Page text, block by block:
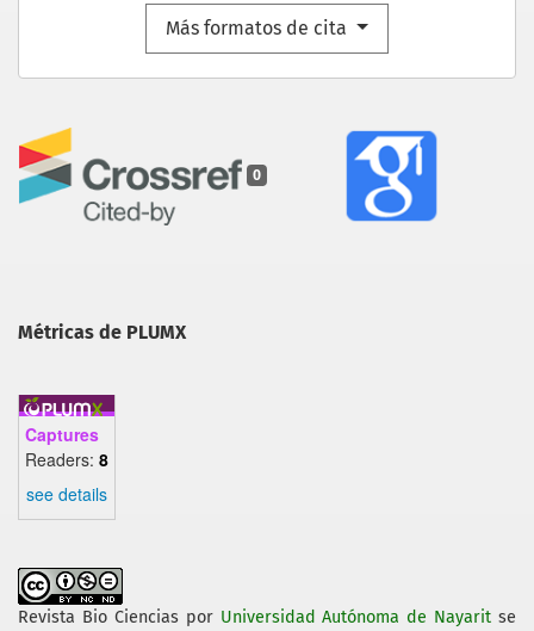
Más formatos de cita
0
Métricas de PLUMX
Captures
Readers: 8
see details
Revista Bio Cienciaspor Universidad Autónoma de Nayarit se